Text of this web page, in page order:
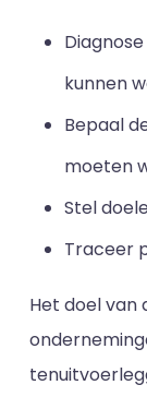
kunnen
Bepaal
moeten
Stel
Traceer
Het doel van